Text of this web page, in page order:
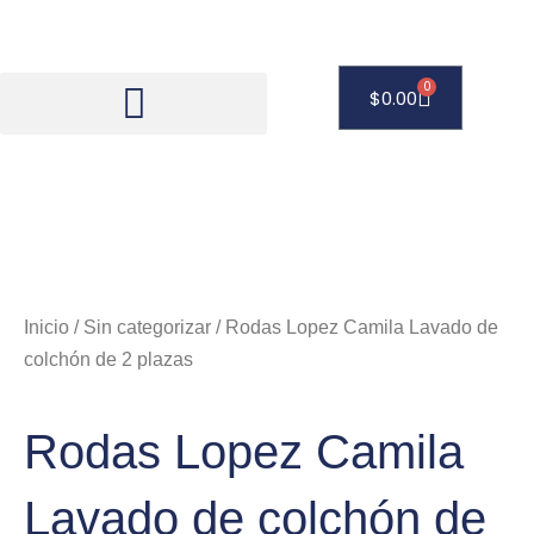
$0.00 0
Carrito
Inicio / Sin categorizar / Rodas Lopez Camila Lavado de
colchón de 2 plazas
Rodas Lopez Camila
Lavado de colchón de